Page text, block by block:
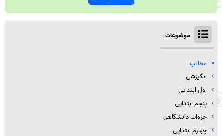
موضوعات
مطالب
انگیزشی
اول ابتدایی
پنجم ابتدایی
جزوات دانشگاهی
چهارم ابتدایی